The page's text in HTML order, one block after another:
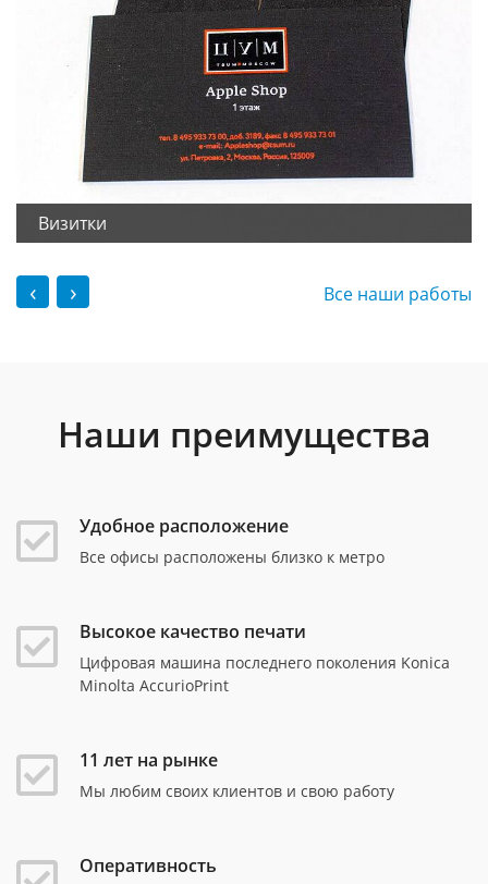
Визитки
‹ › Все наши работы
Наши преимущества
Удобное расположение
Все офисы расположены близко к метро
Высокое качество печати
Цифровая машина последнего поколения Konica
Minolta AccurioPrint
11 лет на рынке
Мы любим своих клиентов и свою работу
Оперативность